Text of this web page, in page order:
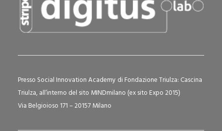
Presso Social Innovation Academy di Fondazione Triulza: Cascina
Triulza, all’interno del sito MINDmilano (ex sito Expo 2015)
Via Belgioioso 171 – 20157 Milano